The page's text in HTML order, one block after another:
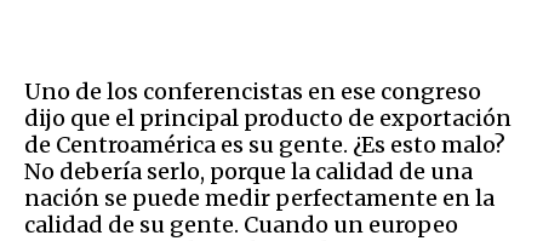
Uno de los conferencistas en ese congreso
dijo que el principal producto de exportación
de Centroamérica es su gente. ¿Es esto malo?
No debería serlo, porque la calidad de una
nación se puede medir perfectamente en la
calidad de su gente. Cuando un europeo